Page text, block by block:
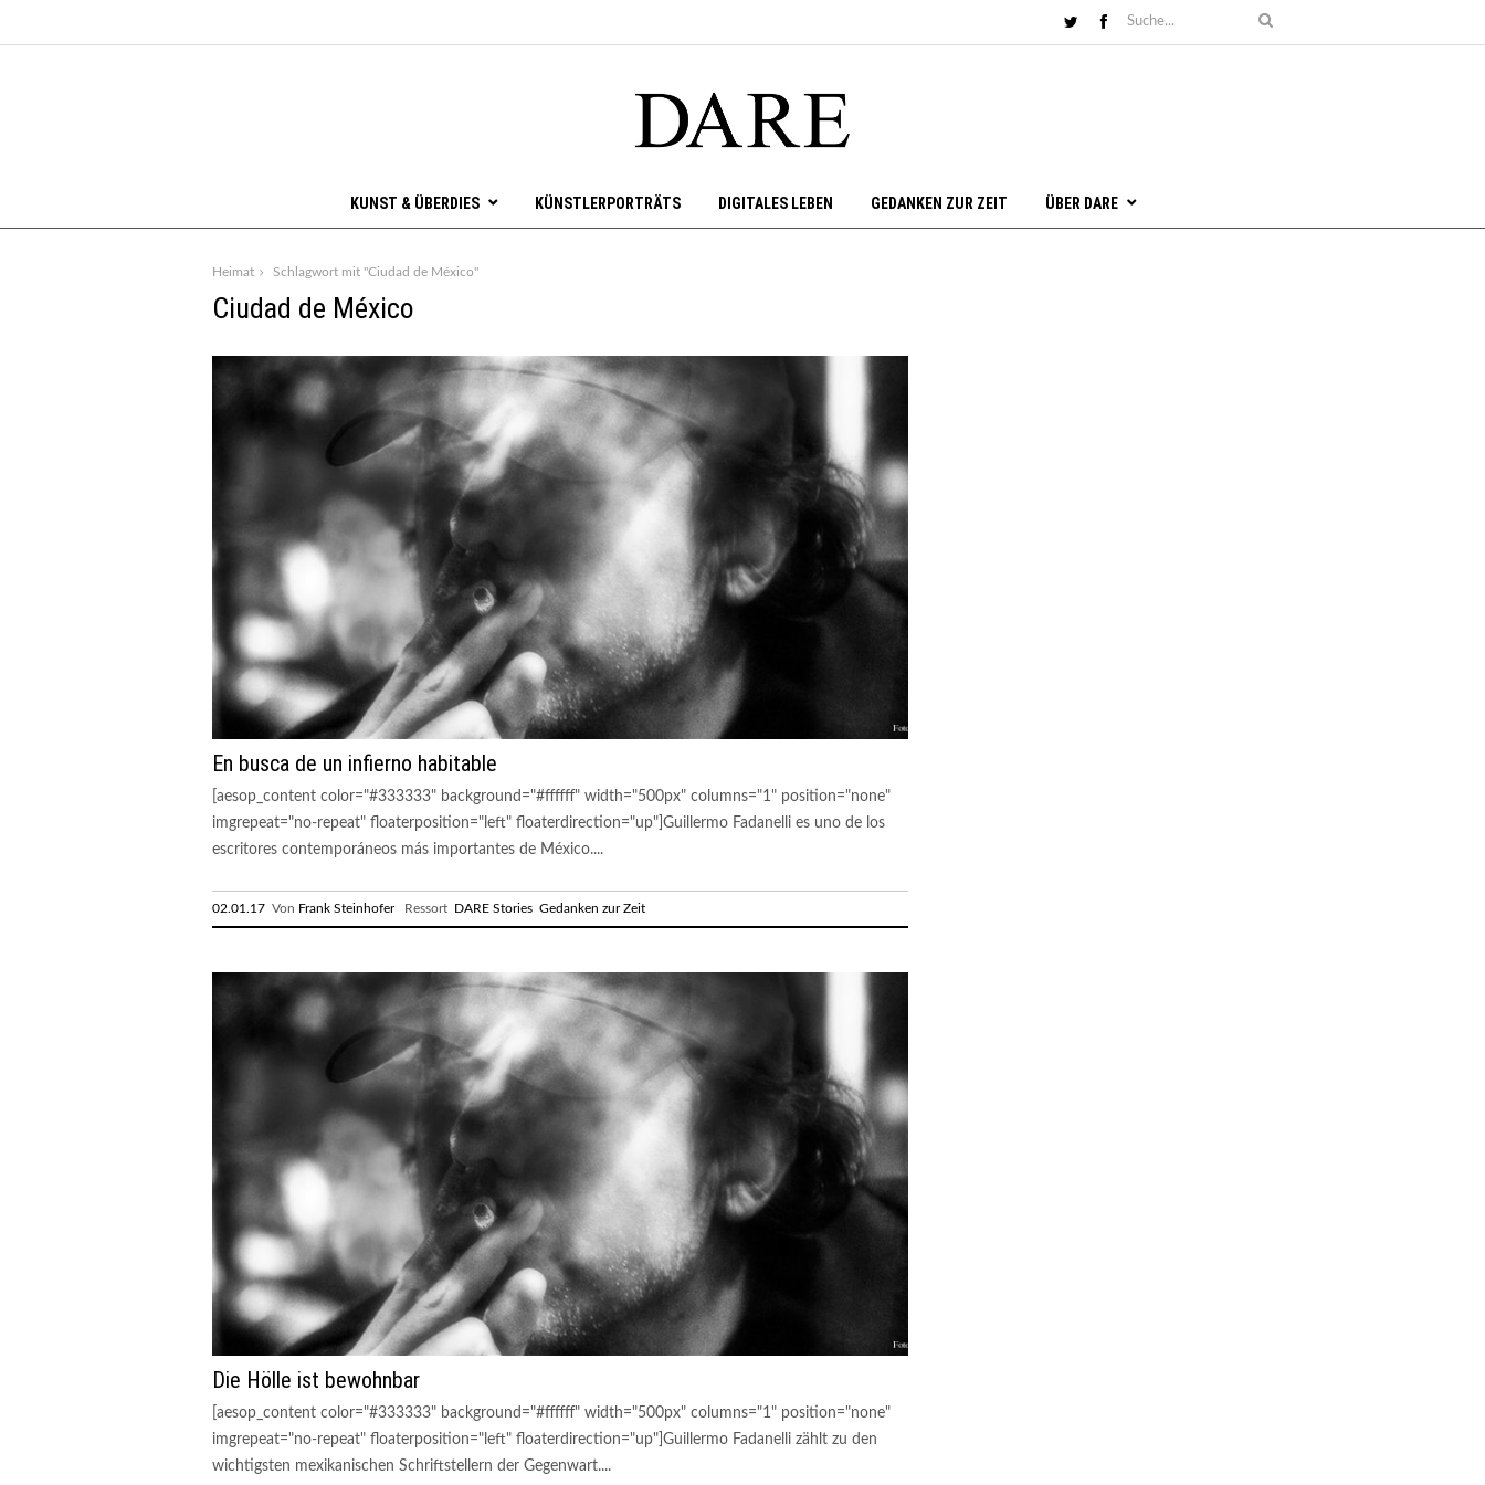
KUNST & ÜBERDIES KÜNSTLERPORTRÄTS DIGITALES LEBEN GEDANKEN ZUR ZEIT ÜBER DARE
Heimat Schlagwort mit "Ciudad de México"
Ciudad de México
En busca de un infierno habitable
[aesop_content color="#333333" background="#ffffff" width="500px" columns="1" position="none"
imgrepeat="no-repeat" floaterposition="left" floaterdirection="up"]Guillermo Fadanelli es uno de los
escritores contemporáneos más importantes de México....
02.01.17 Von Frank SteinhoferRessort DARE Stories Gedanken zur Zeit
Die Hölle ist bewohnbar
[aesop_content color="#333333" background="#ffffff" width="500px" columns="1" position="none"
imgrepeat="no-repeat" floaterposition="left" floaterdirection="up"]Guillermo Fadanelli zählt zu den
wichtigsten mexikanischen Schriftstellern der Gegenwart....